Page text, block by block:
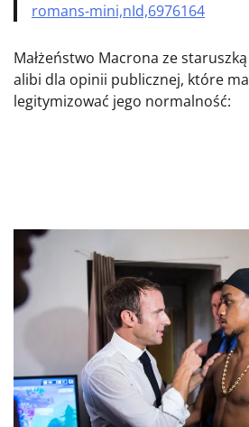
romans-mini,nId,6976164
Małżeństwo Macrona ze
alibi dla opinii publicznej, które
legitymizować jego normalność: